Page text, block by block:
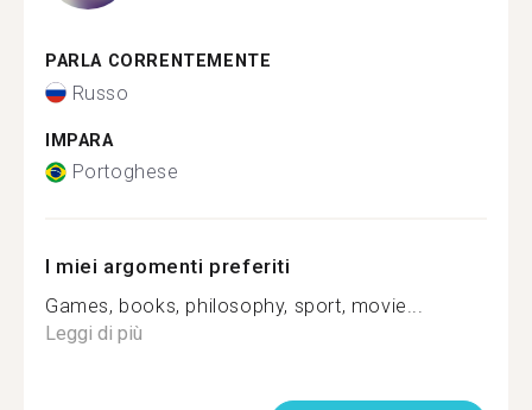
PARLA CORRENTEMENTE
Russo
IMPARA
Portoghese
I miei argomenti preferiti
Games, books, philosophy, sport, movie...
Leggi di più